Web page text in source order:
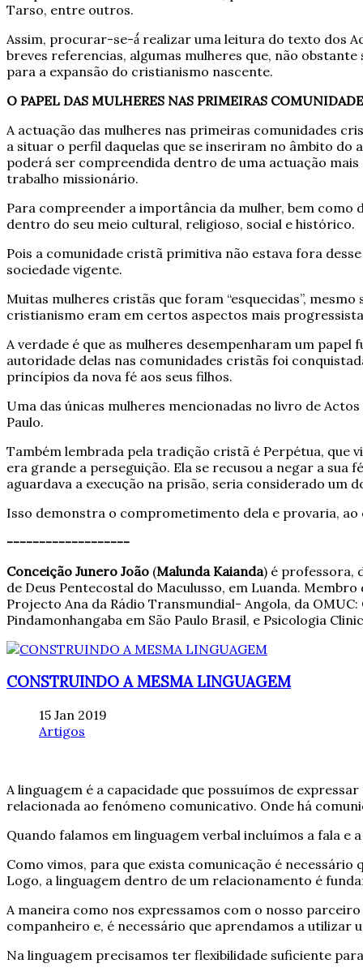
Tarso, entre outros.
Assim, procurar-se-á́ realizar uma leitura do texto dos
breves referencias, algumas mulheres que, não
para a expansão do cristianismo nascente.
O PAPEL DAS MULHERES NAS PRIMEIRAS
A actuação das mulheres nas primeiras comunidades
a situar o perfil daquelas que se inseriram no âmbito
poderá ser compreendida dentro de uma actuação
trabalho missionário.
Para compreender a importância da mulher, bem
dentro do seu meio cultural, religioso, social e histórico.
Pois a comunidade cristã primitiva não estava fora
sociedade vigente.
Muitas mulheres cristãs que foram “esquecidas”,
cristianismo eram em certos aspectos mais
A verdade é que as mulheres desempenharam um
autoridade delas nas comunidades cristãs foi
princípios da nova fé aos seus filhos.
Uma das únicas mulheres mencionadas no livro de
Paulo.
Também lembrada pela tradição cristã é Perpétua, que
era grande a perseguição. Ela se recusou a negar a
aguardava a execução na prisão, seria considerado um
Isso demonstra o comprometimento dela e provaria,
-------------------
Conceição Junero João (Malunda Kaianda) é professora,
de Deus Pentecostal do Maculusso, em Luanda.
Projecto Ana da Rádio Transmundial- Angola, da
Pindamonhangaba em São Paulo Brasil, e Psicologia
CONSTRUINDO A MESMA LINGUAGEM
15 Jan 2019
Artigos
A linguagem é a capacidade que possuímos de
relacionada ao fenómeno comunicativo. Onde há
Quando falamos em linguagem verbal incluímos a fala
Como vimos, para que exista comunicação é
Logo, a linguagem dentro de um relacionamento é
A maneira como nos expressamos com o nosso
companheiro e, é necessário que aprendamos a utilizar
Na linguagem precisamos ter flexibilidade suficiente